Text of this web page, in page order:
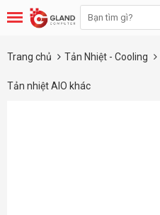
Trang chủ Tản Nhiệt - Cooling
Tản nhiệt AIO khác